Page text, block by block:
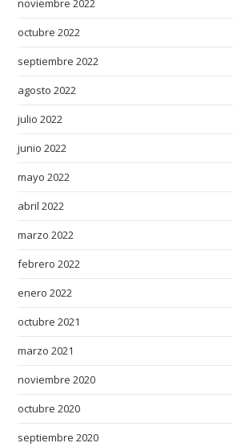
noviembre 2022
octubre 2022
septiembre 2022
agosto 2022
julio 2022
junio 2022
mayo 2022
abril 2022
marzo 2022
febrero 2022
enero 2022
octubre 2021
marzo 2021
noviembre 2020
octubre 2020
septiembre 2020